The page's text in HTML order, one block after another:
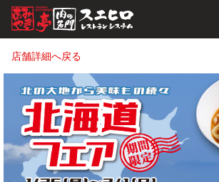
店舗詳細へ戻る